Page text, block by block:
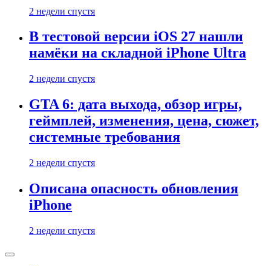
2 недели спустя
В тестовой версии iOS 27 нашли
намёки на складной iPhone Ultra
2 недели спустя
GTA 6: дата выхода, обзор игры,
геймплей, изменения, цена, сюжет,
системные требования
2 недели спустя
Описана опасность обновления
iPhone
2 недели спустя